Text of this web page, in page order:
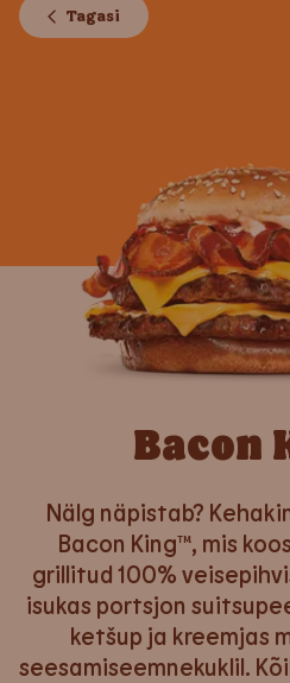
Tagasi
Bacon
Nälg näpistab?
Bacon King™, mis
grillitud 100%
isukas portsjon
ketšup ja kreemjas
seesamiseemnekuklil.